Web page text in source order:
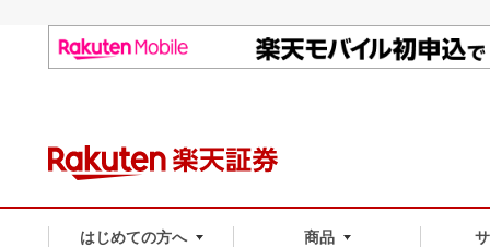
はじめての方へ 商品